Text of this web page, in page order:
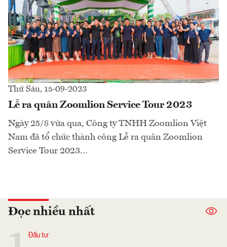
Thứ Sáu, 15-09-2023
Lễ ra quân Zoomlion Service Tour 2023
Ngày 25/8 vừa qua, Công ty TNHH Zoomlion Việt
Nam đã tổ chức thành công Lễ ra quân Zoomlion
Service Tour 2023...
Đọc nhiều nhất
Đầu tư